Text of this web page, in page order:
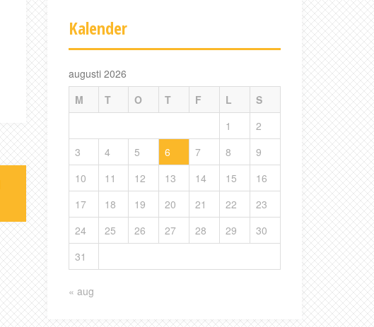
Kalender
augusti 2026
M
T O T F L
S
1
2
3
4 5 6 7 8
9
10
11 12 13 14 15
16
17
18 19 20 21 22
23
24
25 26 27 28 29
30
31
« aug